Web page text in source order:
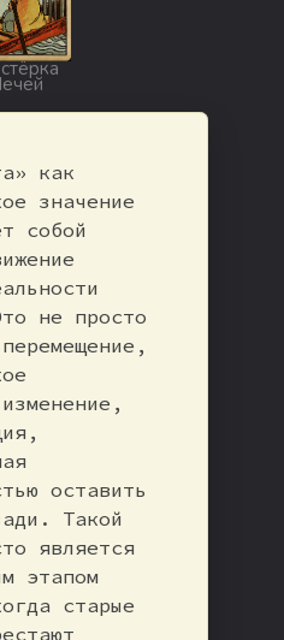
как
значение
собой
не просто
оставить
Такой
является
этапом
старые